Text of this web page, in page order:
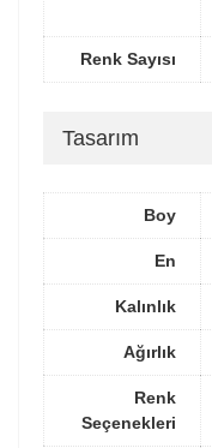
Renk Sayısı
Tasarım
Boy
En
Kalınlık
Ağırlık
Renk
Seçenekleri